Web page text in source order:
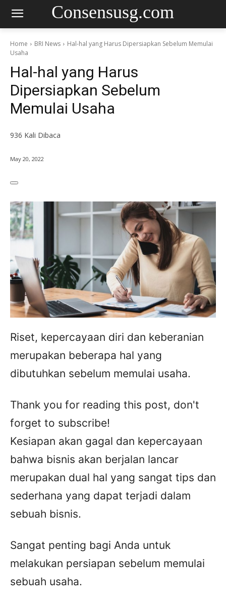
Consensusg.com
Home BRI News
Hal-hal yang Harus Dipersiapkan Sebelum Memulai
Usaha
Hal-hal yang Harus
Dipersiapkan Sebelum
Memulai Usaha
936 Kali Dibaca
May 20, 2022
Riset, kepercayaan diri dan keberanian
merupakan beberapa hal yang
dibutuhkan sebelum memulai usaha.
Thank you for reading this post, don't
forget to subscribe!
Kesiapan akan gagal dan kepercayaan
bahwa bisnis akan berjalan lancar
merupakan dual hal yang sangat tips dan
sederhana yang dapat terjadi dalam
sebuah bisnis.
Sangat penting bagi Anda untuk
melakukan persiapan sebelum memulai
sebuah usaha.